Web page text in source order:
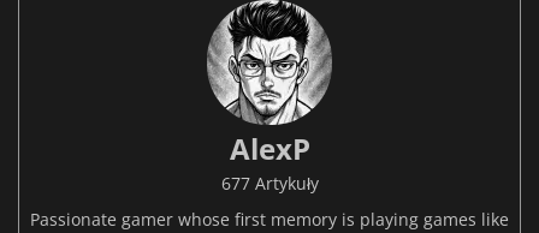
AlexP
677 Artykuły
Passionate gamer whose first memory is playing games like